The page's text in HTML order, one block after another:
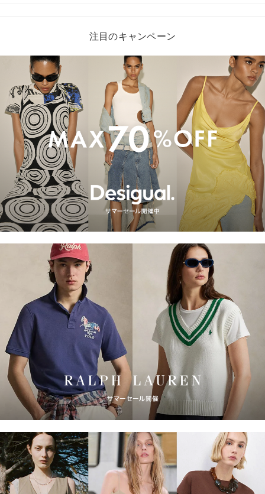
注目のキャンペーン